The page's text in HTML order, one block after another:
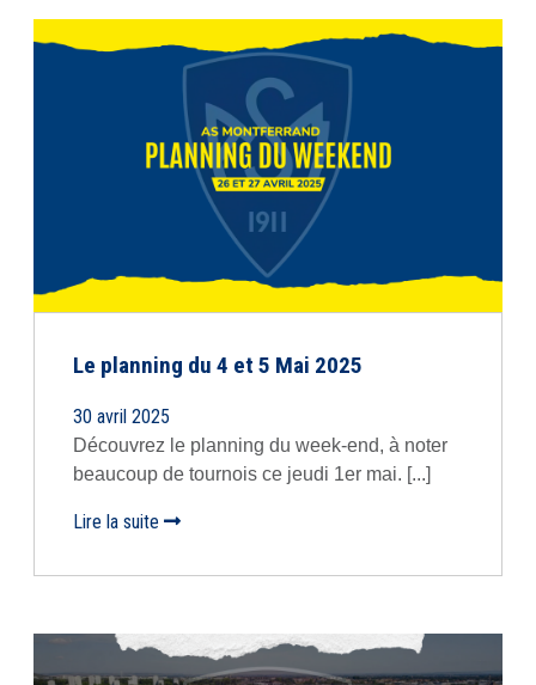
Le planning du 4 et 5 Mai 2025
30 avril 2025
Découvrez le planning du week-end, à noter
beaucoup de tournois ce jeudi 1er mai. [...]
Lire la suite